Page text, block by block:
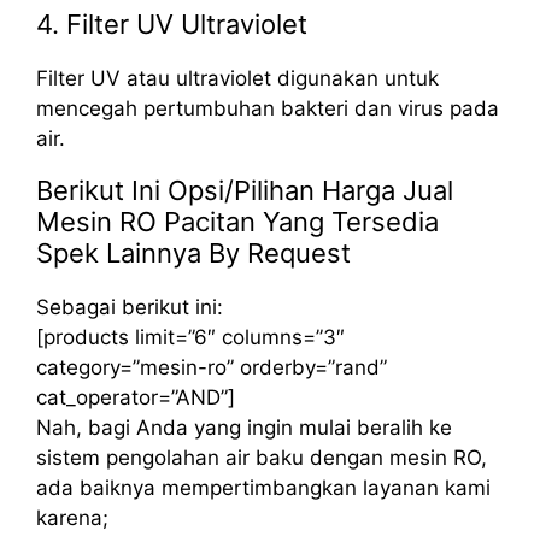
4. Filter UV Ultraviolet
Filter UV atau ultraviolet digunakan untuk
mencegah pertumbuhan bakteri dan virus pada
air.
Berikut Ini Opsi/Pilihan Harga Jual
Mesin RO Pacitan Yang Tersedia
Spek Lainnya By Request
Sebagai berikut ini:
[products limit=”6″ columns=”3″
category=”mesin-ro” orderby=”rand”
cat_operator=”AND”]
Nah, bagi Anda yang ingin mulai beralih ke
sistem pengolahan air baku dengan mesin RO,
ada baiknya mempertimbangkan layanan kami
karena;